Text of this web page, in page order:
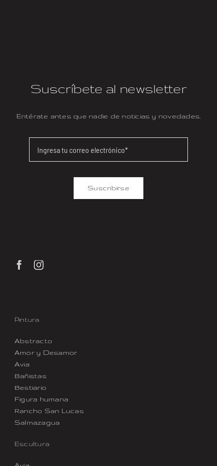
Suscríbete al newsletter
Entérate antes que nadie de noticias y novedades.
Suscribirse
Pintura
Abstracto
Amor y Desamor
Avia
Bañistas
Bestiario
Figura humana
Rancho San Lucas
Salmazagua
Escultura